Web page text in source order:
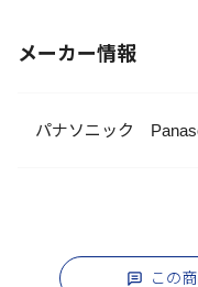
メーカー情報
パナソニック
この